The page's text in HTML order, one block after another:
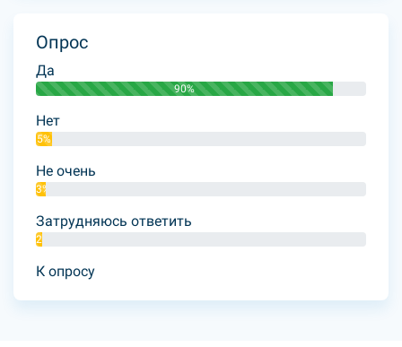
Опрос
Да
90%
Нет
5%
Не очень
3%
Затрудняюсь ответить
2%
К опросу